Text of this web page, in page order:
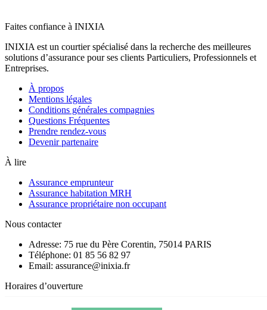
Faites confiance à INIXIA
INIXIA est un courtier spécialisé dans la recherche des meilleures
solutions d’assurance pour ses clients Particuliers, Professionnels et
Entreprises.
À propos
Mentions légales
Conditions générales compagnies
Questions Fréquentes
Prendre rendez-vous
Devenir partenaire
À lire
Assurance emprunteur
Assurance habitation MRH
Assurance propriétaire non occupant
Nous contacter
Adresse: 75 rue du Père Corentin, 75014 PARIS
Téléphone: 01 85 56 82 97
Email: assurance@inixia.fr
Horaires d’ouverture
Lundi au Vendredi: 09h30 à 12h30 et de 14h00 à 18h00